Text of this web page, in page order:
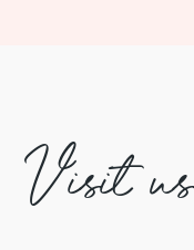
Visit